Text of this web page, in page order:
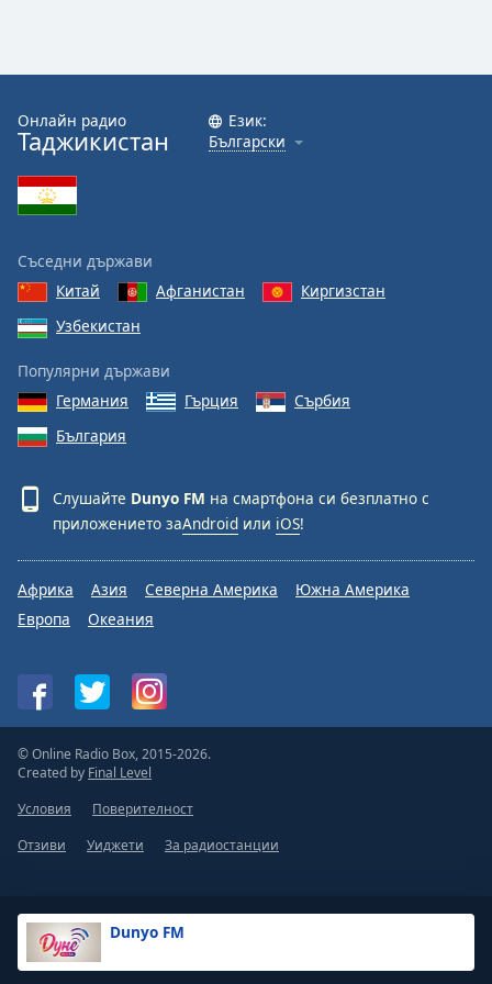
Caption
Area
Background
Color
Opacity
Font
Text
Edge
Reset
Modal
Dialog
End
dialog
window.
Dunyo FM
Онлайн радио
Таджикистан
Език:
Български
Съседни държави
Китай
Афганистан
Киргизстан
Узбекистан
Популярни държави
Германия
Гърция
Сърбия
България
Слушайте Dunyo FM на смартфона си безплатно с
приложението заAndroid или iOS!
Африка Азия Северна Америка
Южна Америка
Европа
Океания
© Online Radio Box, 2015-2026.
Created by Final Level
Условия
Поверителност
Отзиви
Уиджети За радиостанции